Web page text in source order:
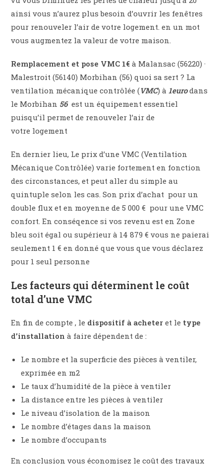
ainsi vous n’aurez plus besoin d’ouvrir les fenêtres
pour renouveler l’air de votre logement. en un mot
vous augmentez la valeur de votre maison.
Remplacement et pose VMC 1€ à Malansac (56220) ·
Malestroit (56140) Morbihan (56) quoi sa sert ? La
ventilation mécanique contrôlée (VMC) à 1eurodans
le Morbihan 56est un équipement essentiel
puisqu’il permet de renouveler l’air de
votre logement
En dernier lieu, Le prix d’une VMC (Ventilation
Mécanique Contrôlée) varie fortement en fonction
des circonstances, et peut aller du simple au
quintuple selon les cas. Son prix d’achat pour un
double flux et en moyenne de 5 000 € pour une VMC
confort. En conséqence si vos revenu est en Zone
bleu soit égal ou supérieur à 14 879 € vous ne paierai
seulement 1 € en donné que vous que vous déclarez
pour 1 seul personne
Les facteurs qui déterminent le coût
total d’une VMC
En fin de compte , le dispositif à acheter et le type
d’installation à faire dépendent de :
Le nombre et la superficie des pièces à ventiler,
exprimée en m2
Le taux d’humidité de la pièce à ventiler
La distance entre les pièces à ventiler
Le niveau d’isolation de la maison
Le nombre d’étages dans la maison
Le nombre d’occupants
En conclusion vous économisez le coût des travaux